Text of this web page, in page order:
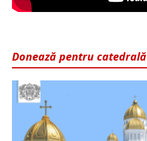
Donează pentru catedrală